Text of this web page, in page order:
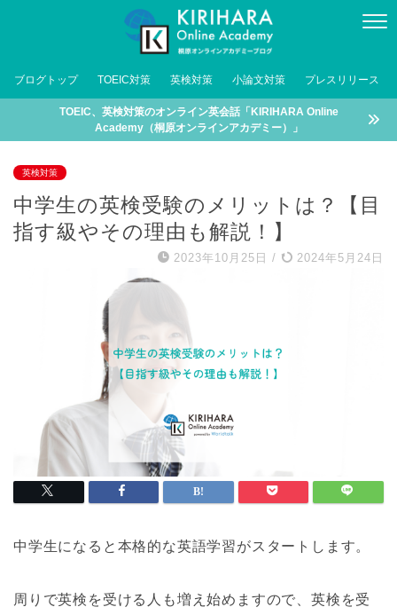
ブログトップ TOEIC対策 英検対策 小論文対策 プレスリリース
TOEIC、英検対策のオンライン英会話「KIRIHARA Online
Academy（桐原オンラインアカデミー）」
英検対策
中学生の英検受験のメリットは？【目
指す級やその理由も解説！】
2023年10月25日 / 2024年5月24日
中学生になると本格的な英語学習がスタートします。
周りで英検を受ける人も増え始めますので、英検を受